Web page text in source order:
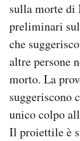
sulla morte di
preliminari
che
altre persone
morto. La
suggeriscono
unico colpo
Il proiettile è